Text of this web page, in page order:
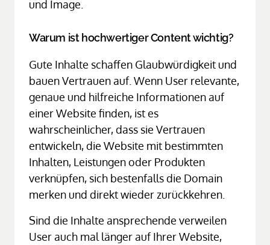
und Image.
Warum ist hochwertiger Content wichtig?
Gute Inhalte schaffen Glaubwürdigkeit und
bauen Vertrauen auf. Wenn User relevante,
genaue und hilfreiche Informationen auf
einer Website finden, ist es
wahrscheinlicher, dass sie Vertrauen
entwickeln, die Website mit bestimmten
Inhalten, Leistungen oder Produkten
verknüpfen, sich bestenfalls die Domain
merken und direkt wieder zurückkehren.
Sind die Inhalte ansprechende verweilen
User auch mal länger auf Ihrer Website,